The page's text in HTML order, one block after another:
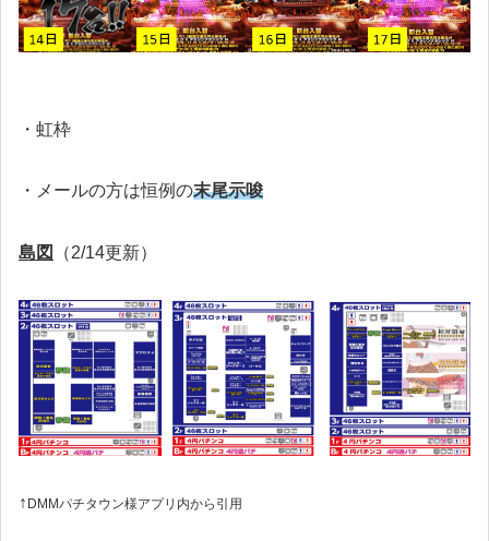
・虹枠
・メールの方は恒例の末尾示唆
島図 （2/14更新）
↑ DMMパチタウン様アプリ内から引用